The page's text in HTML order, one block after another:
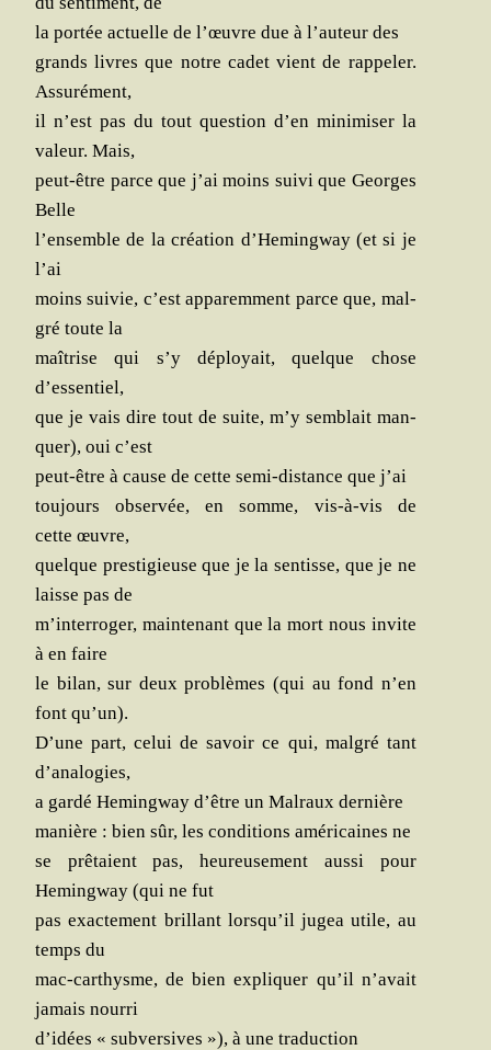
la por­tée actuelle de l’œuvre due à l’auteur des
grands livres que notre cadet vient de rap­pe­ler.
Assurément,
il n’est pas du tout ques­tion d’en mini­mi­ser la
valeur. Mais,
peut-être parce que j’ai moins sui­vi que Georges
Belle
l’ensemble de la créa­tion d’Hemingway (et si je
l’ai
moins sui­vie, c’est appa­rem­ment parce que, mal­
gré toute la
maî­trise qui s’y déployait, quelque chose
d’essentiel,
que je vais dire tout de suite, m’y sem­blait man­
quer), oui c’est
peut-être à cause de cette semi-dis­tance que j’ai
tou­jours obser­vée, en somme, vis-à-vis de
cette œuvre,
quelque pres­ti­gieuse que je la sen­tisse, que je ne
laisse pas de
m’interroger, main­te­nant que la mort nous invite
à en faire
le bilan, sur deux pro­blèmes (qui au fond n’en
font qu’un).
D’une part, celui de savoir ce qui, mal­gré tant
d’analogies,
a gar­dé Heming­way d’être un Mal­raux dernière
manière : bien sûr, les condi­tions amé­ri­caines ne
se prê­taient pas, heu­reu­se­ment aus­si pour
Heming­way (qui ne fut
pas exac­te­ment brillant lorsqu’il jugea utile, au
temps du
mac-car­thysme, de bien expli­quer qu’il n’avait
jamais nourri
d’idées « sub­ver­sives »), à une traduction